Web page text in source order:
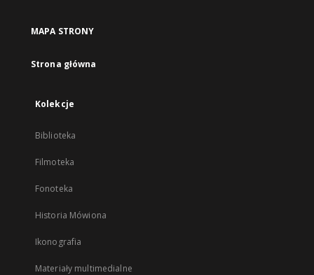
karcie
MAPA STRONY
Strona główna
Kolekcje
Biblioteka
Filmoteka
Fonoteka
Historia Mówiona
Ikonografia
Materiały multimedialne